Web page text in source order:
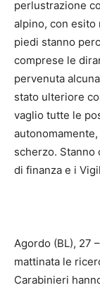
perlustrazione
alpino, con esito
piedi stanno
comprese le
pervenuta
stato ulteriore
vaglio tutte le
scherzo. Stanno
di finanza e i
Agordo (BL), 27
mattinata le
Carabinieri